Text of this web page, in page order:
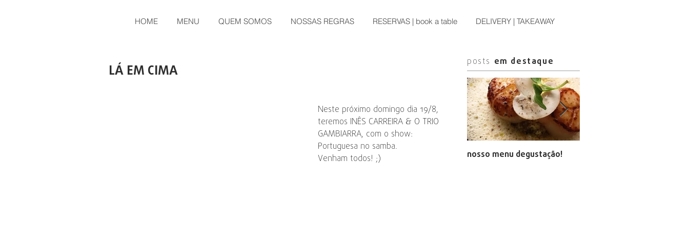
HOME MENU QUEM SOMOS NOSSAS REGRAS RESERVAS | book a table DELIVERY | TAKEAWAY
LÁ EM CIMA
Neste próximo domingo dia 19/8,
teremos INÊS CARREIRA & O TRIO
GAMBIARRA, com o show:
Portuguesa no samba.
Venham todos! ;)
posts em destaque
nosso menu degustação!